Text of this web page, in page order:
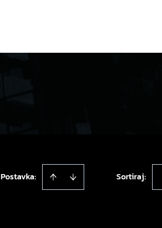
Postavka: Sortiraj: